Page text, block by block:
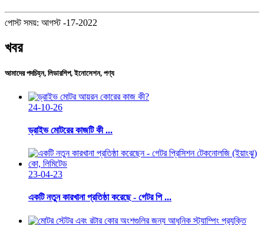
পোস্ট সময়: আগস্ট -17-2022
খবর
আমাদের পদচিহ্ন, লিডারশিপ, ইনোসেশন, পণ্য
24-10-26
ড্রাইভ মোটরের কাজটি কী ...
23-04-23
একটি নতুন কারখানা প্রতিষ্ঠা করেছে - গেটর পি ...